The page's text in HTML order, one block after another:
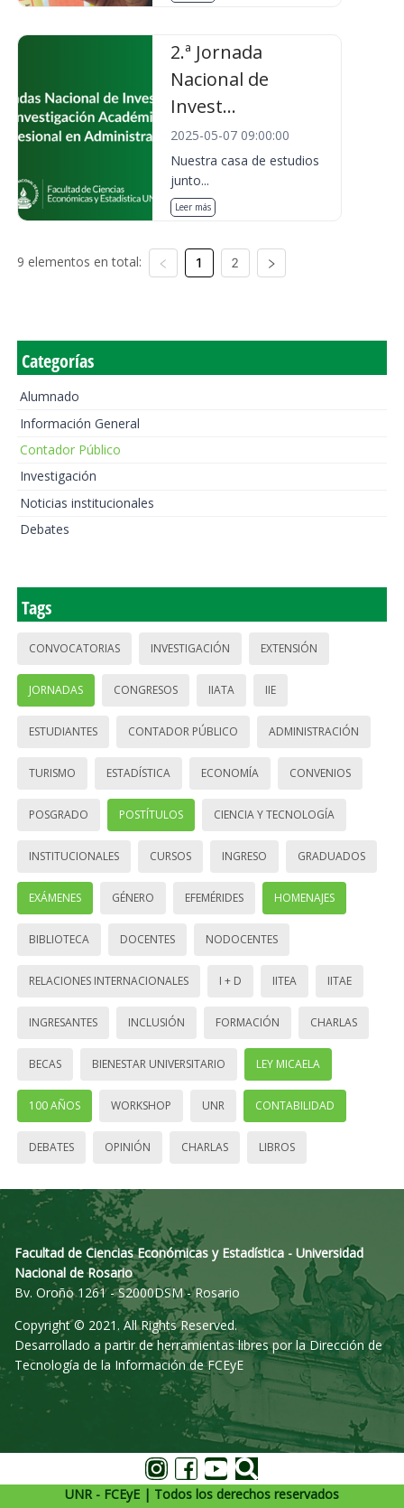
2.ª Jornada
Nacional de
Invest...
2025-05-07 09:00:00
Nuestra casa de estudios
junto...
Leer más
9 elementos en total: 1 2
Categorías
Alumnado
Información General
Contador Público
Investigación
Noticias institucionales
Debates
Tags
CONVOCATORIAS INVESTIGACIÓN EXTENSIÓN
JORNADAS CONGRESOS IIATA IIE
ESTUDIANTES CONTADOR PÚBLICO ADMINISTRACIÓN
TURISMO ESTADÍSTICA ECONOMÍA CONVENIOS
POSGRADO POSTÍTULOS CIENCIA Y TECNOLOGÍA
INSTITUCIONALES CURSOS INGRESO GRADUADOS
EXÁMENES GÉNERO EFEMÉRIDES HOMENAJES
BIBLIOTECA DOCENTES NODOCENTES
RELACIONES INTERNACIONALES I + D IITEA IITAE
INGRESANTES INCLUSIÓN FORMACIÓN CHARLAS
BECAS BIENESTAR UNIVERSITARIO LEY MICAELA
100 AÑOS WORKSHOP UNR CONTABILIDAD
DEBATES OPINIÓN CHARLAS LIBROS
Facultad de Ciencias Económicas y Estadística - Universidad
Nacional de Rosario
Bv. Oroño 1261 - S2000DSM - Rosario
Copyright © 2021. All Rights Reserved.
Desarrollado a partir de herramientas libres por la Dirección de
Tecnología de la Información de FCEyE
UNR - FCEyE | Todos los derechos reservados